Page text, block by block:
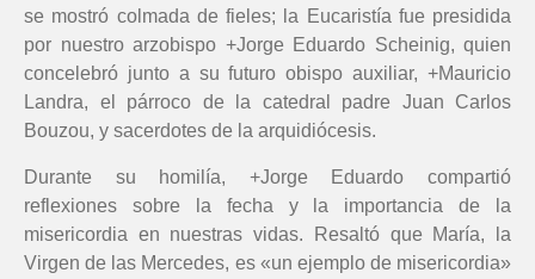
se mostró colmada de fieles; la Eucaristía fue presidida
por nuestro arzobispo +Jorge Eduardo Scheinig, quien
concelebró junto a su futuro obispo auxiliar, +Mauricio
Landra, el párroco de la catedral padre Juan Carlos
Bouzou, y sacerdotes de la arquidiócesis.
Durante su homilía, +Jorge Eduardo compartió
reflexiones sobre la fecha y la importancia de la
misericordia en nuestras vidas. Resaltó que María, la
Virgen de las Mercedes, es «un ejemplo de misericordia»